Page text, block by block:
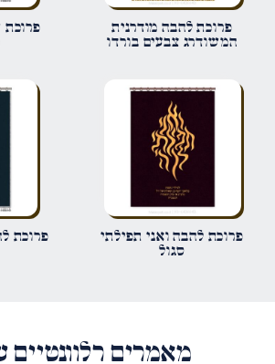
שם*
אימייל
שמור בדפדפן זה את השם, האימייל והאתר שלי
פרוכת להבה מודרנית
המשודרג צבעים בורדו
פרוכת להבה ואני תפילתי
סגול
פרוכת
מאמרים רלוונטיים